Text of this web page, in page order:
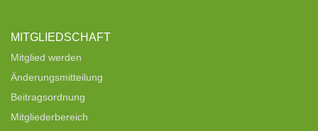
MITGLIEDSCHAFT
Mitglied werden
Änderungsmitteilung
Beitragsordnung
Mitgliederbereich